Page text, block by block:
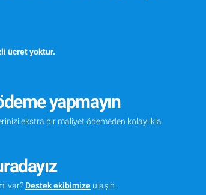
ücret yoktur.
yapmayın
ekstra bir maliyet ödemeden kolaylıkla
var? Destek ekibimize ulaşın.